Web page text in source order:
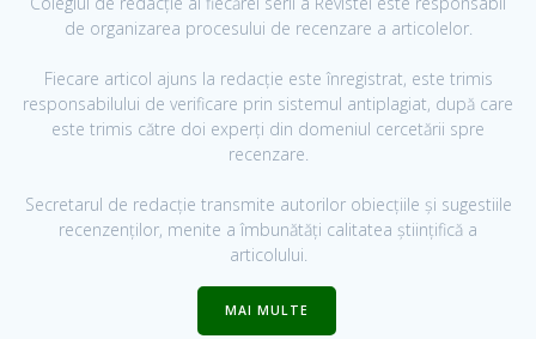
de organizarea procesului de recenzare a articolelor.
Fiecare articol ajuns la redacție este înregistrat, este trimis
responsabilului de verificare prin sistemul antiplagiat, după care
este trimis către doi experți din domeniul cercetării spre
recenzare.
Secretarul de redacție transmite autorilor obiecțiile și sugestiile
recenzenților, menite a îmbunătăți calitatea științifică a
articolului.
MAI MULTE